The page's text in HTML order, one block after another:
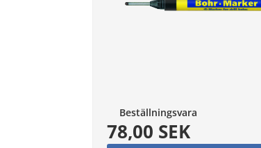
Beställningsvara
78,00 SEK